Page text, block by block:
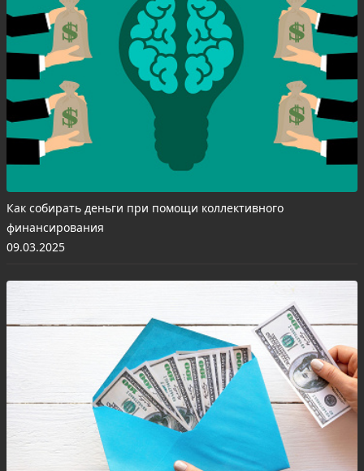
Как собирать деньги при помощи коллективного
финансирования
09.03.2025